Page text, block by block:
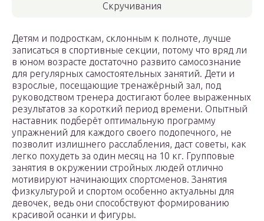
Скручивания
Детям и подросткам, склонным к полноте, лучше
записаться в спортивные секции, потому что вряд ли
в юном возрасте достаточно развито самосознание
для регулярных самостоятельных занятий. Дети и
взрослые, посещающие тренажёрный зал, под
руководством тренера достигают более выраженных
результатов за короткий период времени. Опытный
наставник подберёт оптимальную программу
упражнений для каждого своего подопечного, не
позволит излишнего расслабления, даст советы, как
легко похудеть за один месяц на 10 кг. Групповые
занятия в окружении стройных людей отлично
мотивируют начинающих спортсменов. Занятия
физкультурой и спортом особенно актуальны для
девочек, ведь они способствуют формированию
красивой осанки и фигуры.